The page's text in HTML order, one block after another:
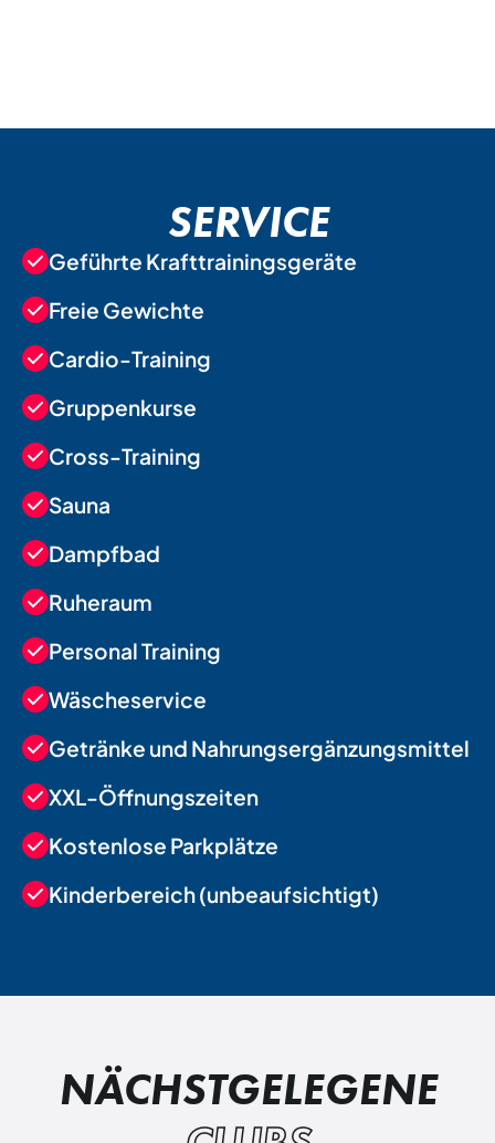
SERVICE
Geführte Krafttrainingsgeräte
Freie Gewichte
Cardio-Training
Gruppenkurse
Cross-Training
Sauna
Dampfbad
Ruheraum
Personal Training
Wäscheservice
Getränke und Nahrungsergänzungsmittel
XXL-Öffnungszeiten
Kostenlose Parkplätze
Kinderbereich (unbeaufsichtigt)
NÄCHSTGELEGENE